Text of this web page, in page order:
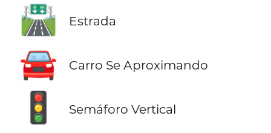
🛣️ Estrada
🚘 Carro Se Aproximando
🚦 Semáforo Vertical